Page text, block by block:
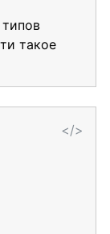
такое
</>